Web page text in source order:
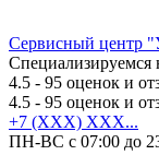
Сервисный центр
Специализируемся
4.5 - 95 оценок и
4.5 - 95 оценок и
+7 (XXX) XXX...
ПН-ВС с 07:00 до